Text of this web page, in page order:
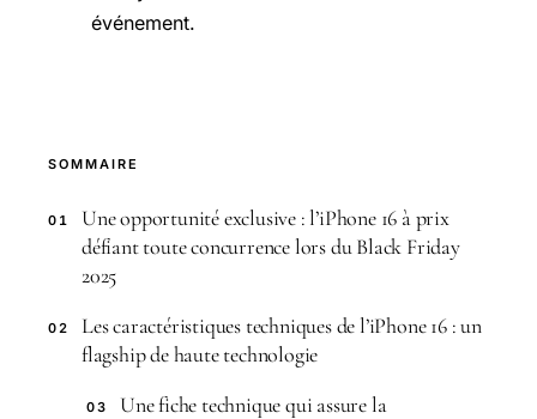
événement.
SOMMAIRE
01
Une opportunité exclusive : l’iPhone 16 à prix
défiant toute concurrence lors du Black Friday
2025
02
Les caractéristiques techniques de l’iPhone 16 : un
flagship de haute technologie
03
Une fiche technique qui assure la